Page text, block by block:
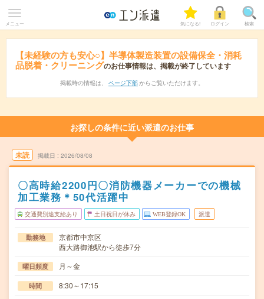
メニュー 気になる! ログイン 検索
【未経験の方も安心○】半導体製造装置の設備保全・消耗
品脱着・クリーニングのお仕事情報は、掲載が終了しています
掲載時の情報は、 ページ下部 からご覧いただけます。
お探しの条件に近い派遣のお仕事
未読 掲載日 2026/08/08
〇高時給2200円〇消防機器メーカーでの機械
加工業務＊50代活躍中
交通費別途支給あり 土日祝日が休み WEB登録OK 派遣
勤務地
京都市中京区
西大路御池駅から徒歩7分
曜日頻度 月～金
時間 8:30～17:15